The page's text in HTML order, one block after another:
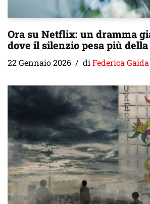
Ora su Netflix: un dramma
dove il silenzio pesa più
22 Gennaio 2026 di Federica Gaida